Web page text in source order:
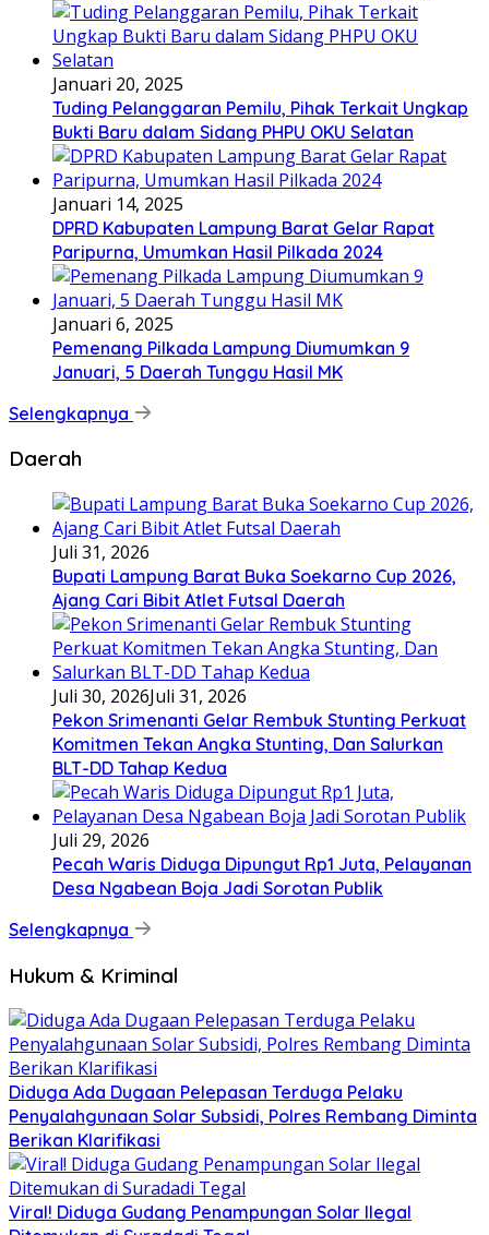
Januari 20, 2025
Tuding Pelanggaran Pemilu, Pihak Terkait Ungkap
Bukti Baru dalam Sidang PHPU OKU Selatan
Januari 14, 2025
DPRD Kabupaten Lampung Barat Gelar Rapat
Paripurna, Umumkan Hasil Pilkada 2024
Januari 6, 2025
Pemenang Pilkada Lampung Diumumkan 9
Januari, 5 Daerah Tunggu Hasil MK
Selengkapnya
Daerah
Juli 31, 2026
Bupati Lampung Barat Buka Soekarno Cup 2026,
Ajang Cari Bibit Atlet Futsal Daerah
Juli 30, 2026Juli 31, 2026
Pekon Srimenanti Gelar Rembuk Stunting Perkuat
Komitmen Tekan Angka Stunting, Dan Salurkan
BLT-DD Tahap Kedua
Juli 29, 2026
Pecah Waris Diduga Dipungut Rp1 Juta, Pelayanan
Desa Ngabean Boja Jadi Sorotan Publik
Selengkapnya
Hukum & Kriminal
Diduga Ada Dugaan Pelepasan Terduga Pelaku
Penyalahgunaan Solar Subsidi, Polres Rembang Diminta
Berikan Klarifikasi
Viral! Diduga Gudang Penampungan Solar Ilegal